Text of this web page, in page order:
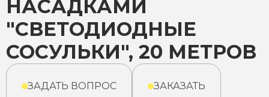
НАСАДКАМИ
"СВЕТОДИОДНЫЕ
СОСУЛЬКИ", 20 МЕТРОВ
ЗАДАТЬ ВОПРОС ЗАКАЗАТЬ